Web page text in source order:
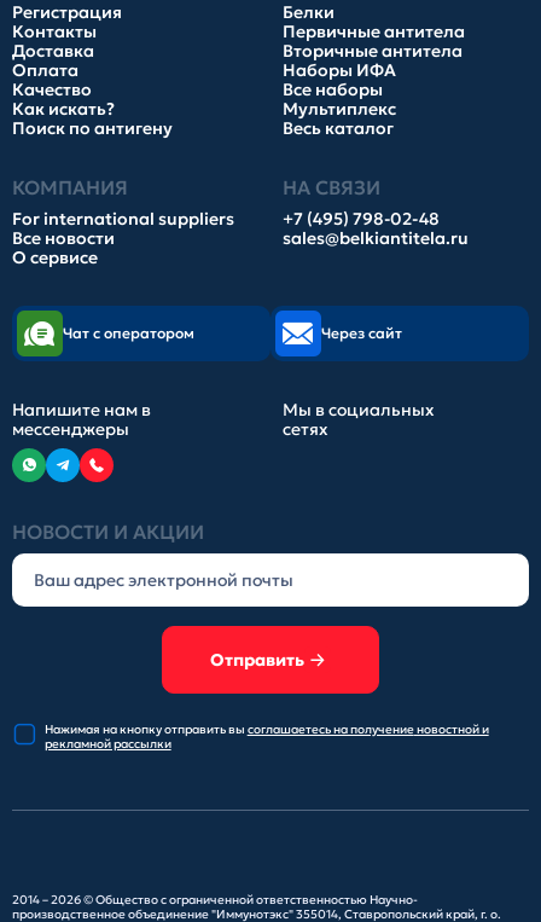
Регистрация
Контакты
Доставка
Оплата
Качество
Как искать?
Поиск по антигену
Белки
Первичные антитела
Вторичные антитела
Наборы ИФА
Все наборы
Мультиплекс
Весь каталог
КОМПАНИЯ
For international suppliers
Все новости
О сервисе
НА СВЯЗИ
+7 (495) 798-02-48
sales@belkiantitela.ru
НОВОСТИ И АКЦИИ
Отправить
Нажимая на кнопку отправитьвы соглашаетесь на получениеновостной и
рекламной рассылки
Чат с оператором Через сайт
Напишите нам в
мессенджеры
Мы в социальных
сетях
2014 – 2026 ©Общество с ограниченной ответственностью Научно-
производственное объединение "Иммунотэкс"355014, Ставропольский край, г. о.